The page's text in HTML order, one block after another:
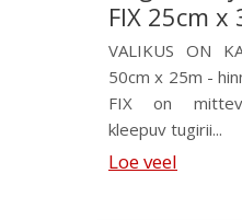
FIX 25cm x
VALIKUS ON
50cm x 25m -
FIX on
kleepuv tugirii...
Loe veel